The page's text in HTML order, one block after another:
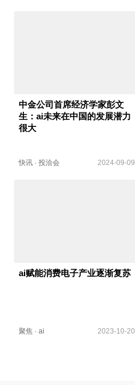
中金公司首席经济学家彭文
生：ai未来在中国的发展潜力
很大
快讯 · 投洽会 2024-09-09
ai赋能消费电子产业逐渐复苏
聚焦 · ai 2023-10-20